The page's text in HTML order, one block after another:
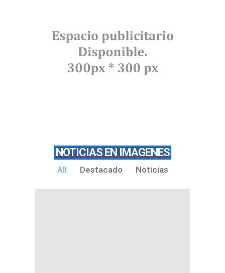
NOTICIAS EN IMAGENES
All Destacado Noticias